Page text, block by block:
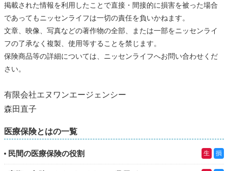
掲載された情報を利用したことで直接・間接的に損害を被った場合
であってもニッセンライフは一切の責任を負いかねます。
文章、映像、写真などの著作物の全部、または一部をニッセンライ
フの了承なく複製、使用等することを禁じます。
保険商品等の詳細については、ニッセンライフへお問い合わせくだ
さい。
有限会社エヌワンエージェンシー
森田直子
医療保険とはの一覧
民間の医療保険の役割 生 損